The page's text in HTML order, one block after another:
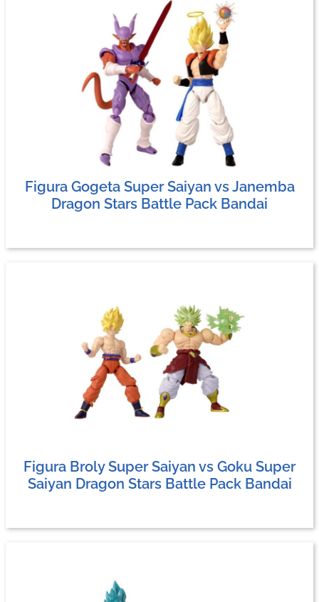
Figura Gogeta Super Saiyan vs Janemba
Dragon Stars Battle Pack Bandai
Figura Broly Super Saiyan vs Goku Super
Saiyan Dragon Stars Battle Pack Bandai